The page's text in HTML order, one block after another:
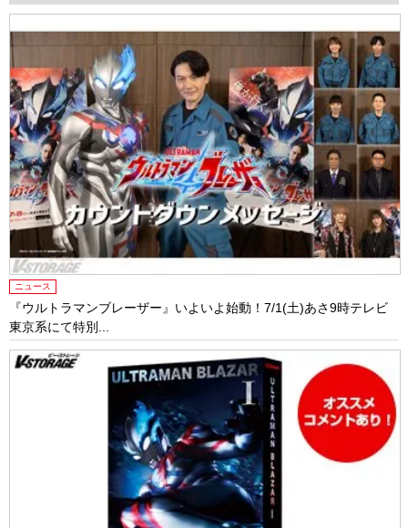
ニュース
『ウルトラマンブレーザー』いよいよ始動！7/1(土)あさ9時テレビ
東京系にて特別...